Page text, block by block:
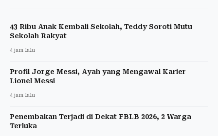
43 Ribu Anak Kembali Sekolah, Teddy Soroti Mutu
Sekolah Rakyat
4 jam lalu
Profil Jorge Messi, Ayah yang Mengawal Karier
Lionel Messi
4 jam lalu
Penembakan Terjadi di Dekat FBLB 2026, 2 Warga
Terluka